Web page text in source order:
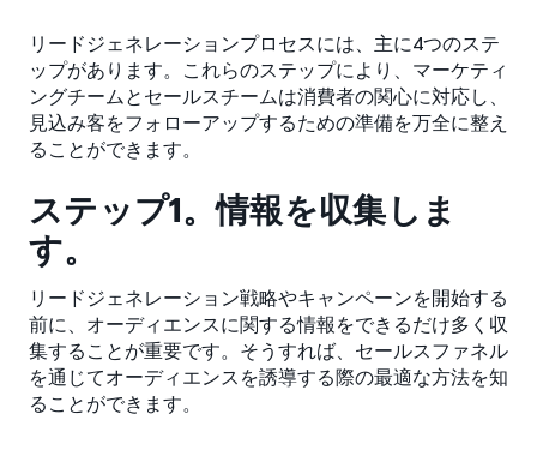
リードジェネレーションプロセスには、主に4つのステ
ップがあります。これらのステップにより、マーケティ
ングチームとセールスチームは消費者の関心に対応し、
見込み客をフォローアップするための準備を万全に整え
ることができます。
ステップ1。情報を収集しま
す。
リードジェネレーション戦略やキャンペーンを開始する
前に、オーディエンスに関する情報をできるだけ多く収
集することが重要です。そうすれば、セールスファネル
を通じてオーディエンスを誘導する際の最適な方法を知
ることができます。